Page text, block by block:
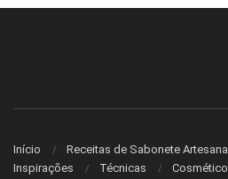
Início Receitas de Sabonete
Inspirações
Técnicas